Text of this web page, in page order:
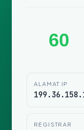
60
ALAMAT IP
REGISTRAR